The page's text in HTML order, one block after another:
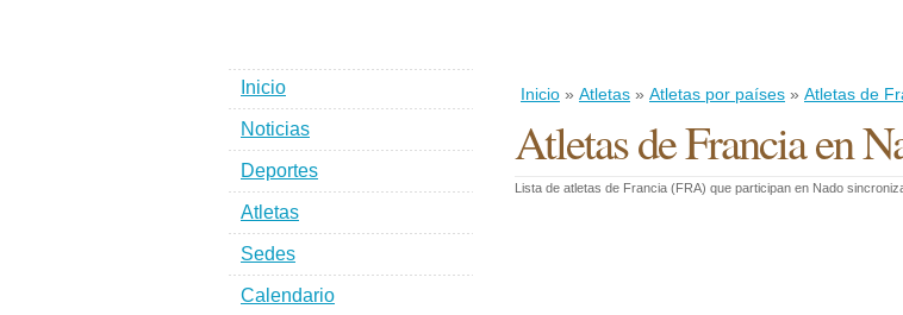
Inicio » Atletas » Atletas por países » Atletas de
Atletas de Francia en
Lista de atletas de Francia (FRA) que participan en Nado
Inicio
Noticias
Deportes
Atletas
Sedes
Calendario